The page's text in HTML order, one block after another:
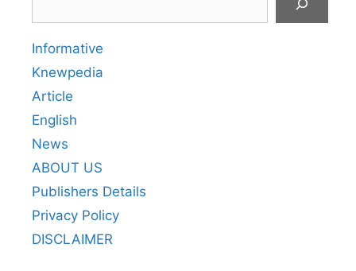
Informative
Knewpedia
Article
English
News
ABOUT US
Publishers Details
Privacy Policy
DISCLAIMER